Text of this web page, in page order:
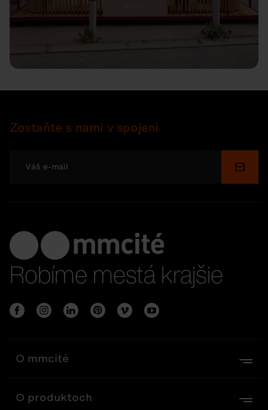
Zostaňte s nami v spojení
Robíme mestá krajšie
O mmcité
O produktoch